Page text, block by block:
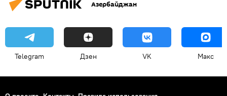
Азербайджан
Telegram Дзен VK Макс